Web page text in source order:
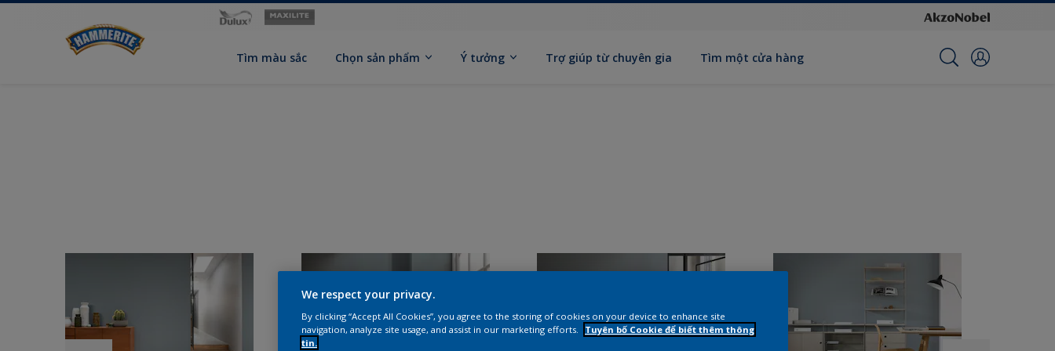
Tìm màu sắc Chọn sản phẩm Ý tưởng Trợ giúp từ chuyên gia Tìm một cửa hàng
We respect your privacy.
By clicking “Accept All Cookies”, you agree to the storing of cookies on your device to enhance site
navigation, analyze site usage, and assist in our marketing efforts.
Tuyên bố Cookie để biết thêm thông
tin.